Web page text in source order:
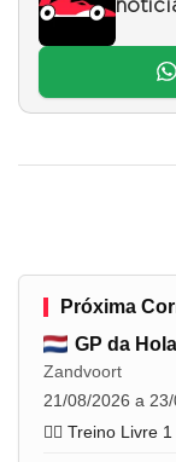
Próxima
GP da
Zandvoort
21/08/2026 a
🏋️‍♂️ Treino Livre 1